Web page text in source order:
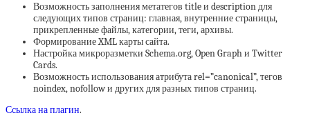
Возможность заполнения метатегов title и description для
следующих типов страниц: главная, внутренние страницы,
прикрепленные файлы, категории, теги, архивы.
Формирование XML карты сайта.
Настройка микроразметки Schema.org, Open Graph и Twitter
Cards.
Возможность использования атрибута rel=”canonical”, тегов
noindex, nofollow и других для разных типов страниц.
Ссылка на плагин.